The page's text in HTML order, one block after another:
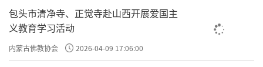
包头市清净寺、正觉寺赴山西开展爱国主
义教育学习活动
内蒙古佛教协会 2026-04-09 17:06:00